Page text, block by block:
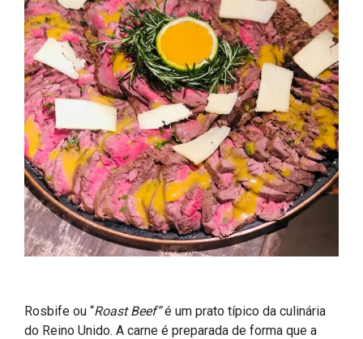
Rosbife ou “Roast Beef”é um prato típico da culinária
do Reino Unido. A carne é preparada de forma que a